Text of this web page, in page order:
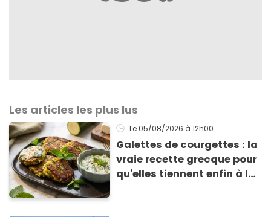
Les articles les plus lus
Le 05/08/2026 à 12h00
Galettes de courgettes : la
vraie recette grecque pour
qu'elles tiennent enfin à la